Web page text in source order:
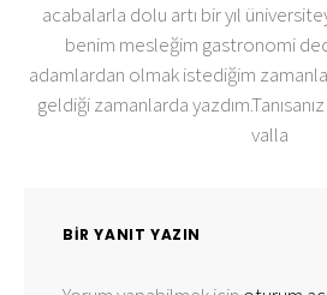
acabalarla dolu artı bir yıl
benim mesleğim gastronomi
adamlardan olmak istediğim
geldiği zamanlarda
valla
BIR YANIT YAZIN